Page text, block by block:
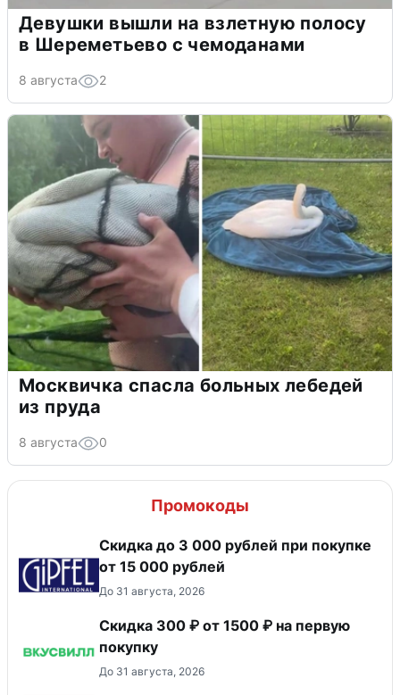
Девушки вышли на взлетную полосу
в Шереметьево с чемоданами
8 августа 2
Москвичка спасла больных лебедей
из пруда
8 августа 0
Промокоды
Скидка до 3 000 рублей при покупке
от 15 000 рублей
До 31 августа, 2026
Скидка 300 ₽ от 1500 ₽ на первую
покупку
До 31 августа, 2026